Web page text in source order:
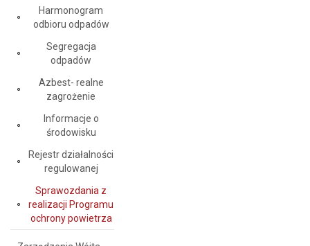
Harmonogram
odbioru odpadów
Segregacja
odpadów
Azbest- realne
zagrożenie
Informacje o
środowisku
Rejestr działalności
regulowanej
Sprawozdania z
realizacji Programu
ochrony powietrza